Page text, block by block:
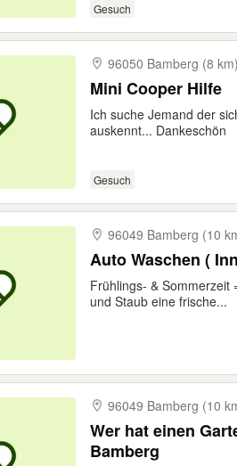
Gesuch
96050 Bamberg (8 km)
Mini Cooper Hilfe
Ich suche Jemand der
auskennt... Dankeschön
Gesuch
96049 Bamberg (10
Auto Waschen (
Frühlings- & Sommerzeit
und Staub eine frische...
96049 Bamberg (10
Wer hat einen
Bamberg